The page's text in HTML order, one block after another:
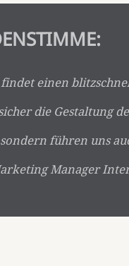
einen
die Gestaltung
sondern führen uns
Manager